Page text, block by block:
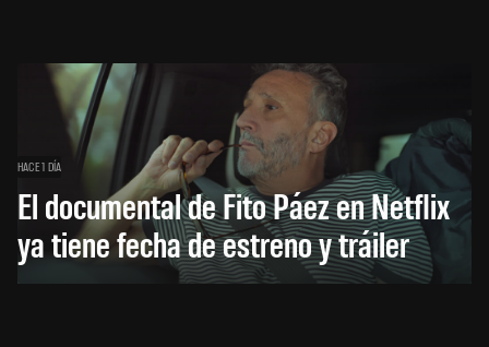
HACE 1 DÍA
El documental de Fito Páez en Netflix
ya tiene fecha de estreno y tráiler